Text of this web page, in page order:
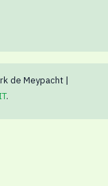
de Meypacht |
.